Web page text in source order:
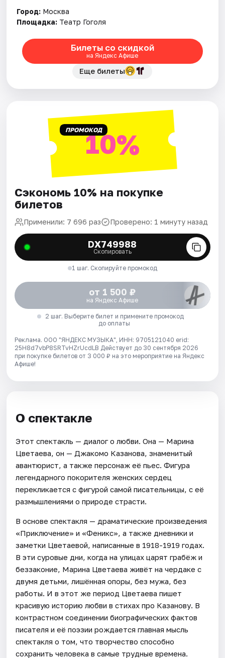
Город: Москва
Площадка: Театр Гоголя
Билеты со скидкой
на Яндекс Афише
Еще билеты
ПРОМОКОД10%
Сэкономь 10% на покупке
билетов
Применили: 7 696 раз Проверено: 1 минуту назад
DX749988
Скопировать
1 шаг. Скопируйте промокод
от 1 500 ₽
на Яндекс Афише
2 шаг. Выберите билет и примените промокод
до оплаты
Реклама. ООО "ЯНДЕКС МУЗЫКА", ИНН: 9705121040 erid:
25H8d7vbP8SRTvHZrUcdLB Действует до 30 сентября 2026
при покупке билетов от 3 000 ₽ на это мероприятие на Яндекс
Афише!
О спектакле
Этот спектакль — диалог о любви. Она — Марина
Цветаева, он — Джакомо Казанова, знаменитый
авантюрист, а также персонаж её пьес. Фигура
легендарного покорителя женских сердец
перекликается с фигурой самой писательницы, с её
размышлениями о природе страсти.
В основе спектакля — драматические произведения
«Приключение» и «Феникс», а также дневники и
заметки Цветаевой, написанные в 1918-1919 годах.
В эти суровые дни, когда на улицах царят грабёж и
беззаконие, Марина Цветаева живёт на чердаке с
двумя детьми, лишённая опоры, без мужа, без
работы. И в этот же период Цветаева пишет
красивую историю любви в стихах про Казанову. В
контрастном соединении биографических фактов
писателя и её поэзии рождается главная мысль
спектакля о том, что творчество способно
сохранить человека в самые трудные времена.